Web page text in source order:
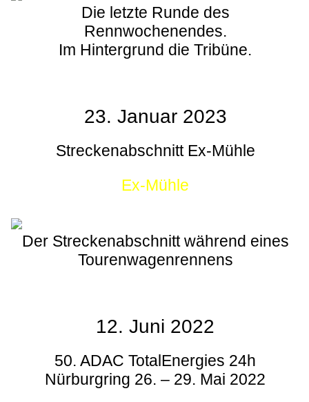
Die letzte Runde des
Rennwochenendes.
Im Hintergrund die Tribüne.
23. Januar 2023
Streckenabschnitt Ex-Mühle
Ex-Mühle
Der Streckenabschnitt während eines
Tourenwagenrennens
12. Juni 2022
50. ADAC TotalEnergies 24h
Nürburgring 26. – 29. Mai 2022